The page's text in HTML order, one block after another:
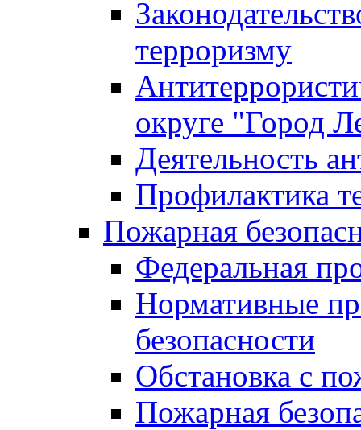
терроризму
округе "Город
Деятельность
Профилактика
Пожарная
Федеральная
Нормативные
безопасности
Обстановка с
Пожарная